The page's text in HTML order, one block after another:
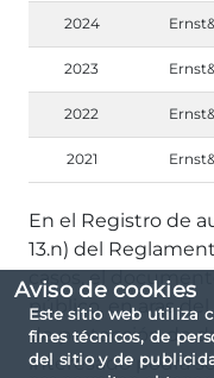
Aviso de cookies
Este sitio web utiliza
fines técnicos, de
del sitio y de
2024
2023
2022
2021
En el Registro de
13.n) del
casos, el
público, en aras
de protección de
interesado podrá